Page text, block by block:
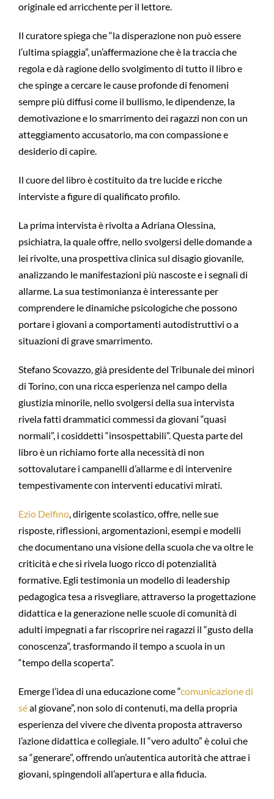
originale ed arricchente per il lettore.
Il curatore spiega che “la disperazione non può essere
l’ultima spiaggia”, un’affermazione che è la traccia che
regola e dà ragione dello svolgimento di tutto il libro e
che spinge a cercare le cause profonde di fenomeni
sempre più diffusi come il bullismo, le dipendenze, la
demotivazione e lo smarrimento dei ragazzi non con un
atteggiamento accusatorio, ma con compassione e
desiderio di capire.
Il cuore del libro è costituito da tre lucide e ricche
interviste a figure di qualificato profilo.
La prima intervista è rivolta a Adriana Olessina,
psichiatra, la quale offre, nello svolgersi delle domande a
lei rivolte, una prospettiva clinica sul disagio giovanile,
analizzando le manifestazioni più nascoste e i segnali di
allarme. La sua testimonianza è interessante per
comprendere le dinamiche psicologiche che possono
portare i giovani a comportamenti autodistruttivi o a
situazioni di grave smarrimento.
Stefano Scovazzo, già presidente del Tribunale dei minori
di Torino, con una ricca esperienza nel campo della
giustizia minorile, nello svolgersi della sua intervista
rivela fatti drammatici commessi da giovani “quasi
normali”, i cosiddetti “insospettabili”. Questa parte del
libro è un richiamo forte alla necessità di non
sottovalutare i campanelli d’allarme e di intervenire
tempestivamente con interventi educativi mirati.
Ezio Delfino, dirigente scolastico, offre, nelle sue
risposte, riflessioni, argomentazioni, esempi e modelli
che documentano una visione della scuola che va oltre le
criticità e che si rivela luogo ricco di potenzialità
formative. Egli testimonia un modello di leadership
pedagogica tesa a risvegliare, attraverso la progettazione
didattica e la generazione nelle scuole di comunità di
adulti impegnati a far riscoprire nei ragazzi il “gusto della
conoscenza”, trasformando il tempo a scuola in un
“tempo della scoperta”.
Emerge l’idea di una educazione come “comunicazione di
séal giovane”, non solo di contenuti, ma della propria
esperienza del vivere che diventa proposta attraverso
l’azione didattica e collegiale. Il “vero adulto” è colui che
sa “generare”, offrendo un’autentica autorità che attrae i
giovani, spingendoli all’apertura e alla fiducia.